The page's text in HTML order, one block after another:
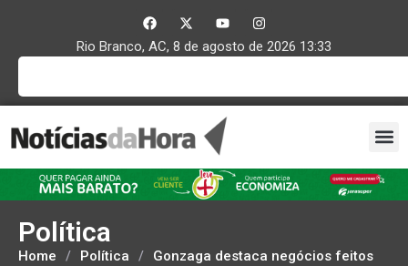
Rio Branco, AC, 8 de agosto de 2026 13:33
Política
Home / Política /
Gonzaga destaca negócios feitos